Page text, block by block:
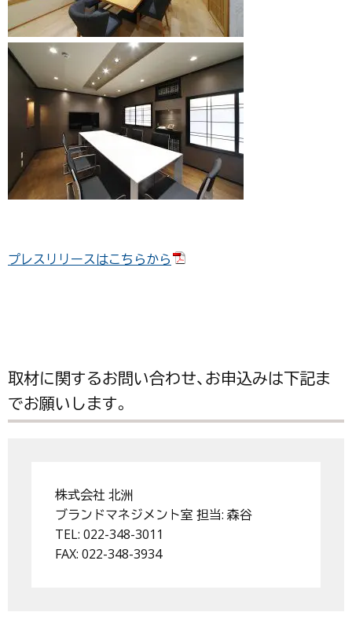
プレスリリースはこちらから
取材に関するお問い合わせ、お申込みは下記ま
でお願いします。
株式会社 北洲
ブランドマネジメント室 担当: 森谷
TEL: 022-348-3011
FAX: 022-348-3934